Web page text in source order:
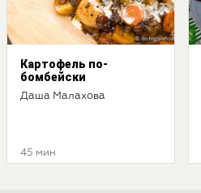
Картофель по-
бомбейски
Даша Малахова
45 мин